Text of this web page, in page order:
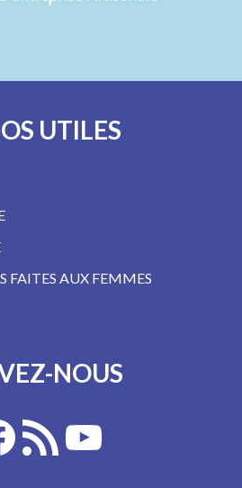
UTILES
FAITES AUX FEMMES
NOUS